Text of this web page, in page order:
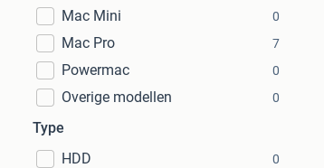
Mac Mini 0
Mac Pro 7
Powermac 0
Overige modellen 0
Type
HDD
0